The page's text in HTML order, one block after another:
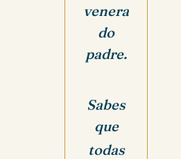
venera
do
padre.
Sabes
que
todas